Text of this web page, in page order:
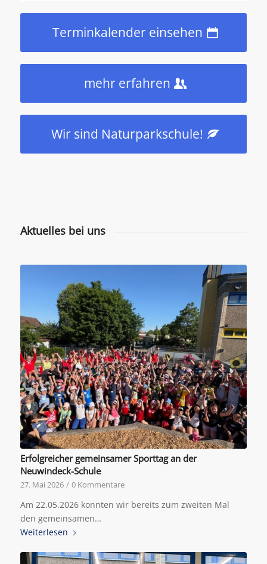
Terminkalender einsehen
mehr erfahren
Wir sind Naturparkschule!
Aktuelles bei uns
Erfolgreicher gemeinsamer Sporttag an der
Neuwindeck-Schule
27. Mai 2026 / 0 Kommentare
Am 22.05.2026 konnten wir bereits zum zweiten Mal
den gemeinsamen…
Weiterlesen